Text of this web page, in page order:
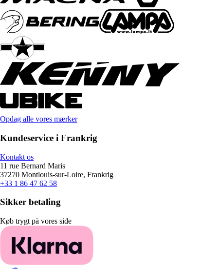
Opdag alle vores mærker
Kundeservice i Frankrig
Kontakt os
11 rue Bernard Maris
37270 Montlouis-sur-Loire, Frankrig
+33 1 86 47 62 58
Sikker betaling
Køb trygt på vores side